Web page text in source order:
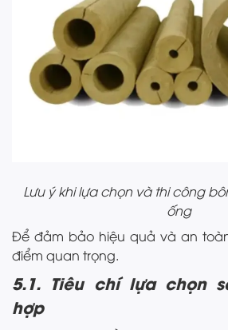
Lưu ý khi lựa chọn và thi công
ống
Để đảm bảo hiệu quả và an
điểm quan trọng.
5.1. Tiêu chí lựa chọn
hợp